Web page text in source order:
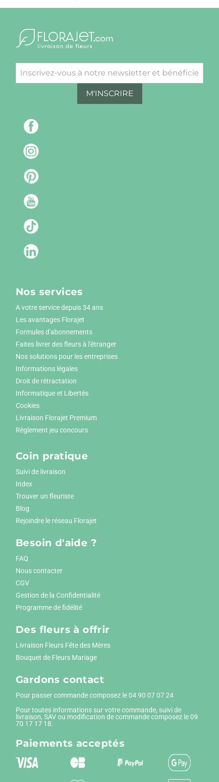
M'INSCRIRE
Nos services
A votre service depuis 34 ans
Les avantages Florajet
Formules d'abonnements
Faites livrer des fleurs à l'étranger
Nos solutions pour les entreprises
Informations légales
Droit de rétractation
Informatique et Libertés
Cookies
Livraison Florajet Premium
Règlement jeu concours
Coin pratique
Suivi de livraison
Index
Trouver un fleuriste
Blog
Rejoindre le réseau Florajet
Besoin d'aide ?
FAQ
Nous contacter
CGV
Gestion de la Confidentialité
Programme de fidélité
Des fleurs à offrir
Livraison Fleurs Fête des Mères
Bouquet de Fleurs Mariage
Gardons contact
Pour passer commande composez le04 90 07 07 24
Pour toutes informations sur votre commande, suivi de
livraison, SAV ou modification de commande composez le 09
70 17 17 18.
Paiements acceptés